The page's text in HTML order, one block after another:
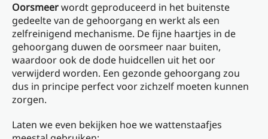
Oorsmeerwordt geproduceerd in het buitenste
gedeelte van de gehoorgang en werkt als een
zelfreinigend mechanisme. De fijne haartjes in de
gehoorgang duwen de oorsmeer naar buiten,
waardoor ook de dode huidcellen uit het oor
verwijderd worden. Een gezonde gehoorgang zou
dus in principe perfect voor zichzelf moeten kunnen
zorgen.
Laten we even bekijken hoe we wattenstaafjes